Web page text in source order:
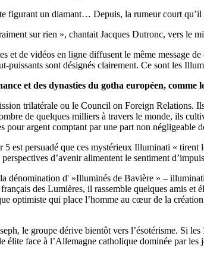
figurant un diamant… Depuis, la rumeur court
sur rien », chantait Jacques Dutronc, vers le
et de vidéos en ligne diffusent le même message
puissants sont désignés clairement. Ce sont les
et des dynasties du gotha européen, comme
trilatérale ou le Council on Foreign Relations.
de quelques milliers à travers le monde, ils
pour argent comptant par une part non négligeable
persuadé que ces mystérieux Illuminati « tirent
d’avenir alimentent le sentiment
dénomination d' »Illuminés de Bavière » –
des Lumières, il rassemble quelques amis et
qui place l’homme au cœur de la création
le groupe dérive bientôt vers l’ésotérisme. Si
face à l’Allemagne catholique dominée par